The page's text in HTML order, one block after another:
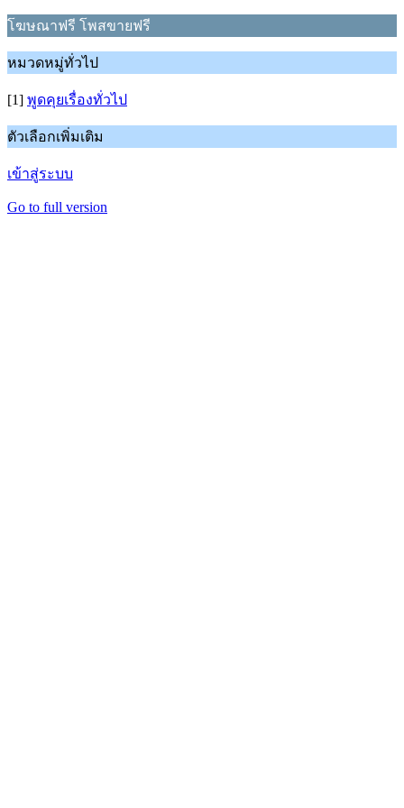
โฆษณาฟรี โพสขายฟรี
หมวดหมู่ทั่วไป
[1] พูดคุยเรื่องทั่วไป
ตัวเลือกเพิ่มเติม
เข้าสู่ระบบ
Go to full version